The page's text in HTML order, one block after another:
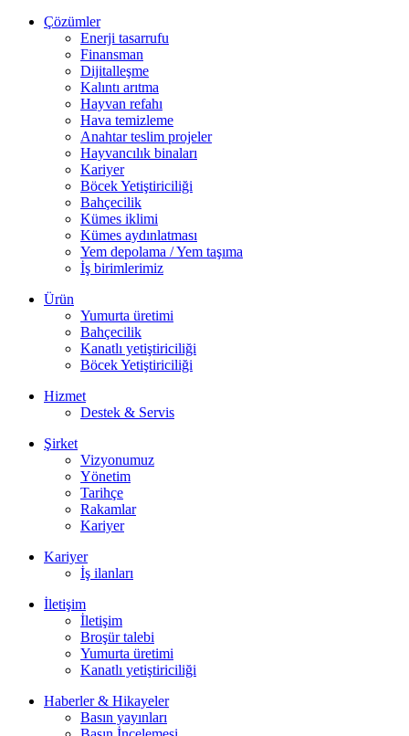
Çözümler
Enerji tasarrufu
Finansman
Dijitalleşme
Kalıntı arıtma
Hayvan refahı
Hava temizleme
Anahtar teslim projeler
Hayvancılık binaları
Kariyer
Böcek Yetiştiriciliği
Bahçecilik
Kümes iklimi
Kümes aydınlatması
Yem depolama / Yem taşıma
İş birimlerimiz
Ürün
Yumurta üretimi
Bahçecilik
Kanatlı yetiştiriciliği
Böcek Yetiştiriciliği
Hizmet
Destek & Servis
Şirket
Vizyonumuz
Yönetim
Tarihçe
Rakamlar
Kariyer
Kariyer
İş ilanları
İletişim
İletişim
Broşür talebi
Yumurta üretimi
Kanatlı yetiştiriciliği
Haberler & Hikayeler
Basın yayınları